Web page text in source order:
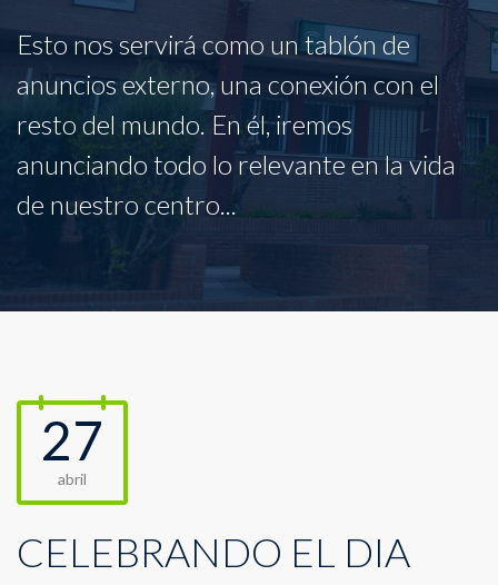
Esto nos servirá como un tablón de
anuncios externo, una conexión con el
resto del mundo. En él, iremos
anunciando todo lo relevante en la vida
de nuestro centro...
27
abril
CELEBRANDO EL DÍA